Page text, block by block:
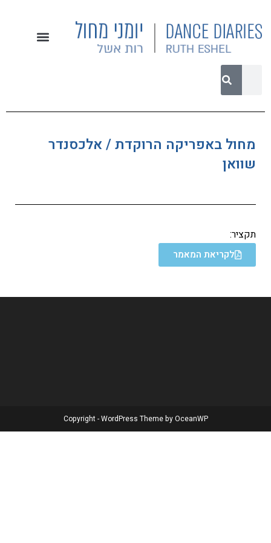
מחול באפריקה הרוקדת / אלכסנדר
שוואן
תקציר:
לקריאת המאמר
Copyright - WordPress Theme by OceanWP